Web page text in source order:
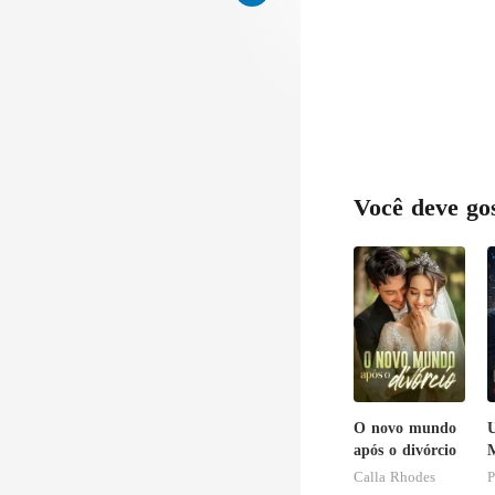
Você deve
O novo mundo
após o divórcio
Calla Rhodes